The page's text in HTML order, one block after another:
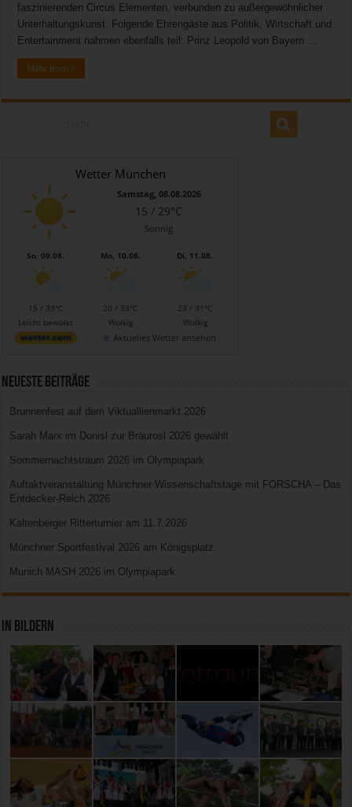
faszinierenden Circus Elementen, verbunden zu außergewöhnlicher
Unterhaltungskunst. Folgende Ehrengäste aus Politik, Wirtschaft und
Entertainment nahmen ebenfalls teil: Prinz Leopold von Bayern …
Mehr lesen »
Wetter München
Samstag, 08.08.2026
15 / 29°C
Sonnig
So, 09.08.
15 / 33°C
Leicht bewölkt
Mo, 10.08.
20 / 33°C
Wolkig
Di, 11.08.
23 / 31°C
Wolkig
Aktuelles Wetter ansehen
Neueste Beiträge
Brunnenfest auf dem Viktuallienmarkt 2026
Sarah Marx im Donisl zur Bräurosl 2026 gewählt
Sommernachtstraum 2026 im Olympiapark
Auftaktveranstaltung Münchner Wissenschaftstage mit FORSCHA – Das
Entdecker-Reich 2026
Kaltenberger Ritterturnier am 11.7.2026
Münchner Sportfestival 2026 am Königsplatz
Munich MASH 2026 im Olympiapark
In Bildern